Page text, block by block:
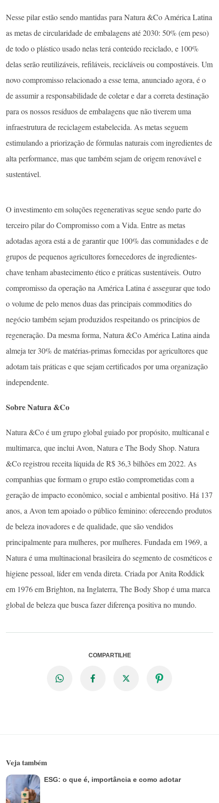
Nesse pilar estão sendo mantidas para Natura &Co América Latina
as metas de circularidade de embalagens até 2030: 50% (em peso)
de todo o plástico usado nelas terá conteúdo reciclado, e 100%
delas serão reutilizáveis, refiláveis, recicláveis ou compostáveis. Um
novo compromisso relacionado a esse tema, anunciado agora, é o
de assumir a responsabilidade de coletar e dar a correta destinação
para os nossos resíduos de embalagens que não tiverem uma
infraestrutura de reciclagem estabelecida. As metas seguem
estimulando a priorização de fórmulas naturais com ingredientes de
alta performance, mas que também sejam de origem renovável e
sustentável.
O investimento em soluções regenerativas segue sendo parte do
terceiro pilar do Compromisso com a Vida. Entre as metas
adotadas agora está a de garantir que 100% das comunidades e de
grupos de pequenos agricultores fornecedores de ingredientes-
chave tenham abastecimento ético e práticas sustentáveis. Outro
compromisso da operação na América Latina é assegurar que todo
o volume de pelo menos duas das principais commodities do
negócio também sejam produzidos respeitando os princípios de
regeneração. Da mesma forma, Natura &Co América Latina ainda
almeja ter 30% de matérias-primas fornecidas por agricultores que
adotam tais práticas e que sejam certificados por uma organização
independente.
Sobre Natura &Co
Natura &Co é um grupo global guiado por propósito, multicanal e
multimarca, que inclui Avon, Natura e The Body Shop. Natura
&Co registrou receita líquida de R$ 36,3 bilhões em 2022. As
companhias que formam o grupo estão comprometidas com a
geração de impacto econômico, social e ambiental positivo. Há 137
anos, a Avon tem apoiado o público feminino: oferecendo produtos
de beleza inovadores e de qualidade, que são vendidos
principalmente para mulheres, por mulheres. Fundada em 1969, a
Natura é uma multinacional brasileira do segmento de cosméticos e
higiene pessoal, líder em venda direta. Criada por Anita Roddick
em 1976 em Brighton, na Inglaterra, The Body Shop é uma marca
global de beleza que busca fazer diferença positiva no mundo.
COMPARTILHE
Veja também
ESG: o que é, importância e como adotar